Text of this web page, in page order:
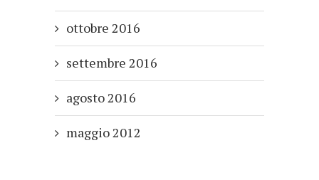
ottobre 2016
settembre 2016
agosto 2016
maggio 2012